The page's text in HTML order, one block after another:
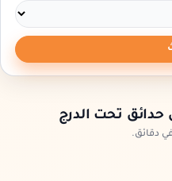
تحت الدرج
دقائق.